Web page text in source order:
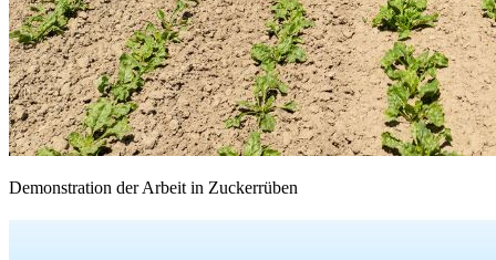
Demonstration der Arbeit in Zuckerrüben